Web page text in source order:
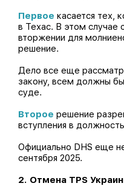
Первое касается тех,
в Техас. В этом случае
вторжении для
решение.
Дело все еще
закону, всем должны
суде.
Второе решение
вступления в
Официально DHS еще
сентября 2025.
2. Отмена TPS